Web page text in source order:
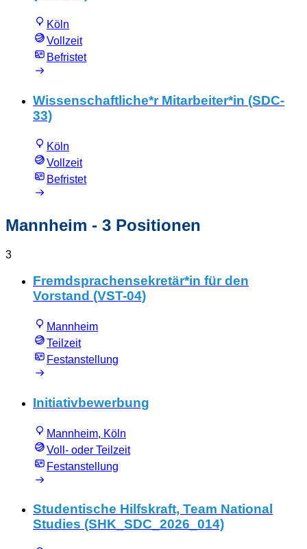
Köln
Vollzeit
Befristet
Wissenschaftliche*r Mitarbeiter*in (SDC-
33)
Köln
Vollzeit
Befristet
Mannheim - 3 Positionen
3
Fremdsprachensekretär*in für den
Vorstand (VST-04)
Mannheim
Teilzeit
Festanstellung
Initiativbewerbung
Mannheim, Köln
Voll- oder Teilzeit
Festanstellung
Studentische Hilfskraft, Team National
Studies (SHK_SDC_2026_014)